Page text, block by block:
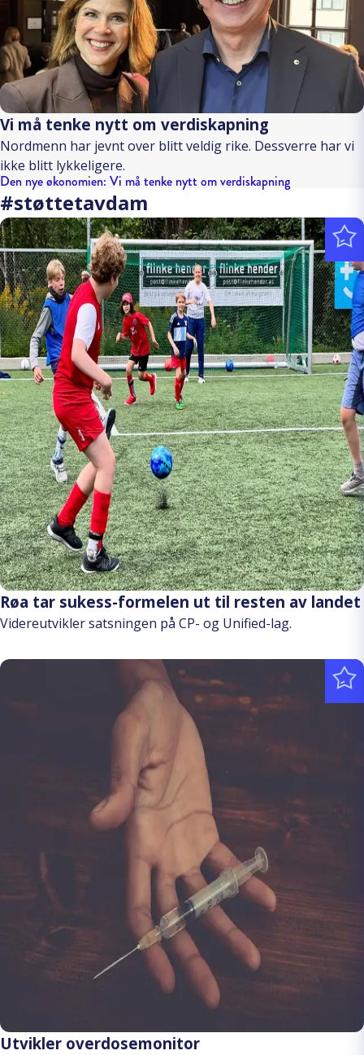
Vi må tenke nytt om verdiskapning
Nordmenn har jevnt over blitt veldig rike. Dessverre har vi
ikke blitt lykkeligere.
Den nye økonomien: Vi må tenke nytt om verdiskapning
#støttetavdam
Røa tar sukess-formelen ut til resten av landet
Videreutvikler satsningen på CP- og Unified-lag.
Utvikler overdosemonitor